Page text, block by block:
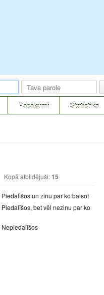
Pasākumi Statistika
Kopā atbildējuši:15
Piedalīšos un zinu par ko balsot
Piedalīšos, bet vēl nezinu par ko
Nepiedalīšos